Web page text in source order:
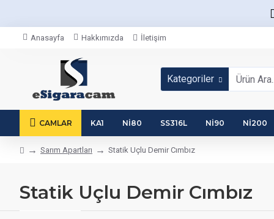
Anasayfa Hakkımızda İletişim
Kategoriler
CAMLAR KA1 NI80 SS316L NI90 NI200
Sarım Apartları Statik Uçlu Demir Cımbız
Statik Uçlu Demir Cımbız